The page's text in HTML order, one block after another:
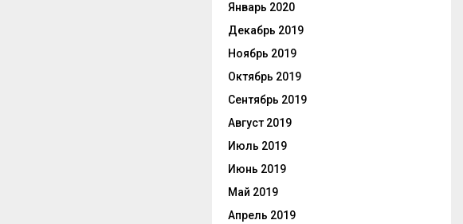
Январь 2020
Декабрь 2019
Ноябрь 2019
Октябрь 2019
Сентябрь 2019
Август 2019
Июль 2019
Июнь 2019
Май 2019
Апрель 2019